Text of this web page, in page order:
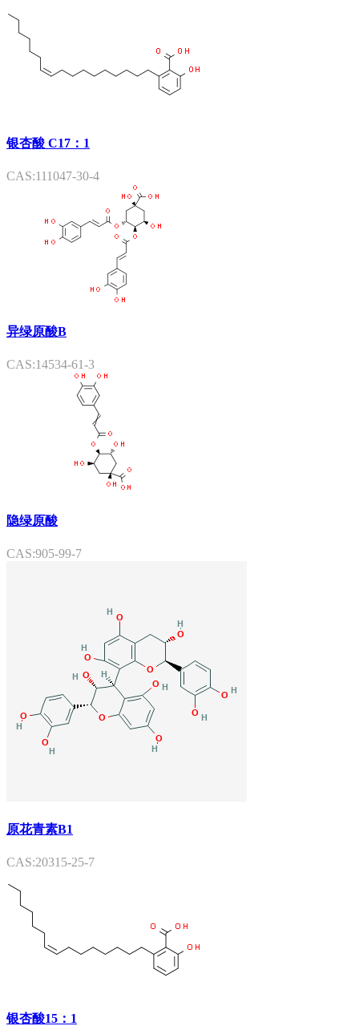
银杏酸 C17：1
CAS:111047-30-4
异绿原酸B
CAS:14534-61-3
隐绿原酸
CAS:905-99-7
原花青素B1
CAS:20315-25-7
银杏酸15：1